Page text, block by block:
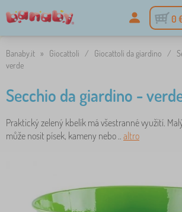
0
Banaby.it » Giocattoli / Giocattoli da giardino /
verde
Secchio da giardino -
Praktický zelený kbelík má všestranné využití.
může nosit písek, kameny nebo .. altro